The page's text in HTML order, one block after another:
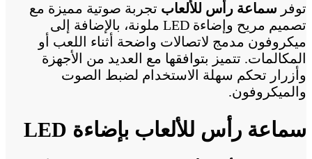
توفر سماعة رأس للألعاب تجربة صوتية مميزة مع
تصميم مريح وإضاءة LED ملونة، بالإضافة إلى
ميكروفون مدمج لاتصالات واضحة أثناء اللعب أو
المكالمات. تتميز بتوافقها مع العديد من الأجهزة
وأزرار تحكم سهلة الاستخدام لضبط الصوت
والميكروفون.
سماعة رأس للألعاب بإضاءة LED